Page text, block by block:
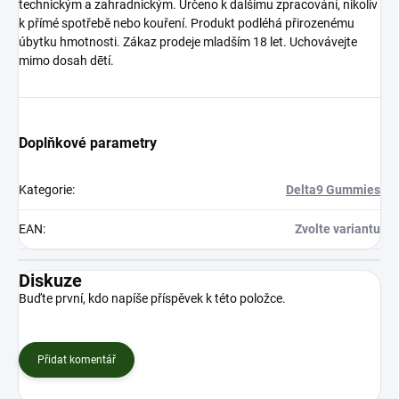
technickým a zahradnickým. Určeno k dalšímu zpracování, nikoliv
k přímé spotřebě nebo kouření. Produkt podléhá přirozenému
úbytku hmotnosti. Zákaz prodeje mladším 18 let. Uchovávejte
mimo dosah dētí.
Doplňkové parametry
Kategorie: Delta9 Gummies
EAN: Zvolte variantu
Diskuze
Buďte první, kdo napíše příspěvek k této položce.
Přidat komentář